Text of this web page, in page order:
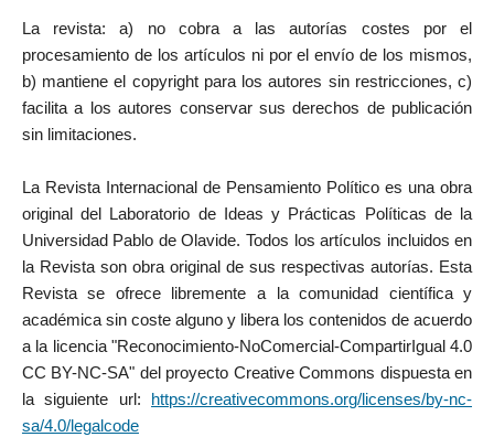
La revista: a) no cobra a las autorías costes por el
procesamiento de los artículos ni por el envío de los mismos,
b) mantiene el copyright para los autores sin restricciones, c)
facilita a los autores conservar sus derechos de publicación
sin limitaciones.
La Revista Internacional de Pensamiento Político es una obra
original del Laboratorio de Ideas y Prácticas Políticas de la
Universidad Pablo de Olavide. Todos los artículos incluidos en
la Revista son obra original de sus respectivas autorías. Esta
Revista se ofrece libremente a la comunidad científica y
académica sin coste alguno y libera los contenidos de acuerdo
a la licencia "Reconocimiento-NoComercial-CompartirIgual 4.0
CC BY-NC-SA" del proyecto Creative Commons dispuesta en
la siguiente url:
https://creativecommons.org/licenses/by-nc-
sa/4.0/legalcode